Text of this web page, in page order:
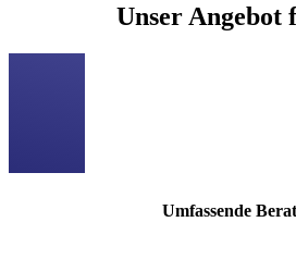
Unser Angebot
Umfassende